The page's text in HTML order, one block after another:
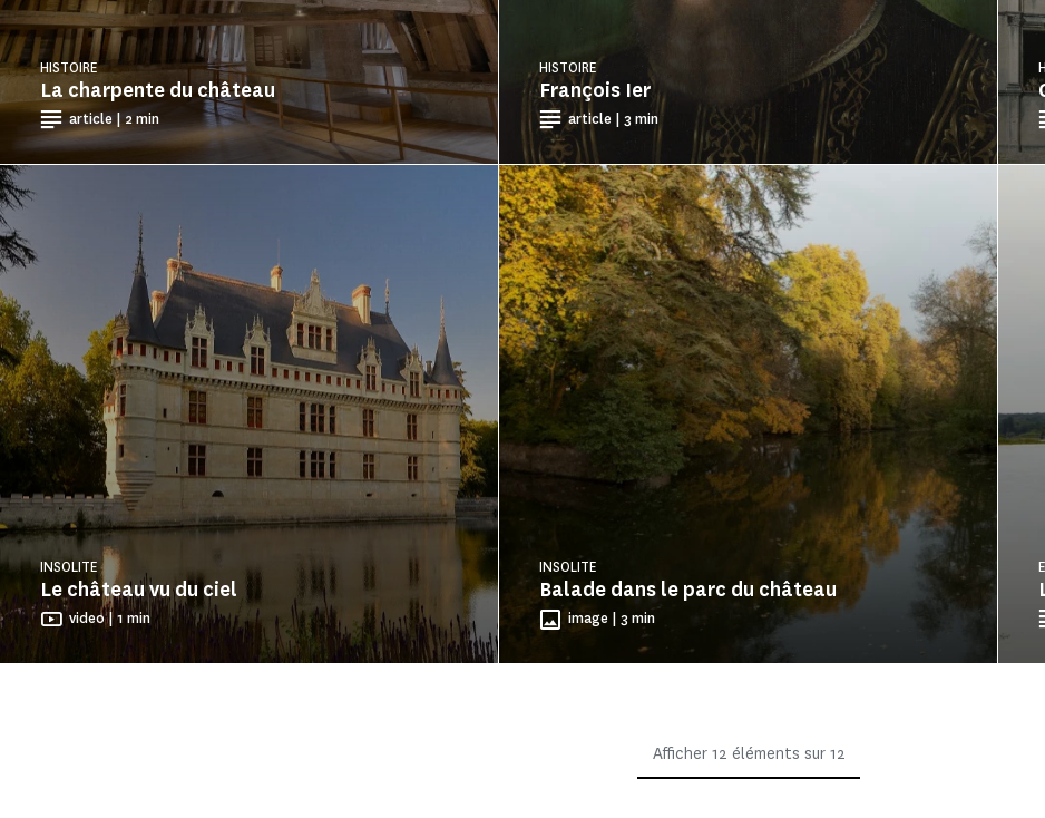
La charpente du château
HISTOIRE
article | 2 min
François Ier
HISTOIRE
article | 3 min
Le château vu du ciel
INSOLITE
video | 1 min
Balade dans le parc du château
INSOLITE
image | 3 min
Afficher 12 éléments sur 12